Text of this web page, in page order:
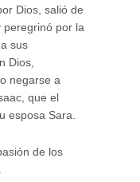
Dios, salió de
peregrinó por la
sus
Dios,
negarse a
que el
esposa Sara.
de los